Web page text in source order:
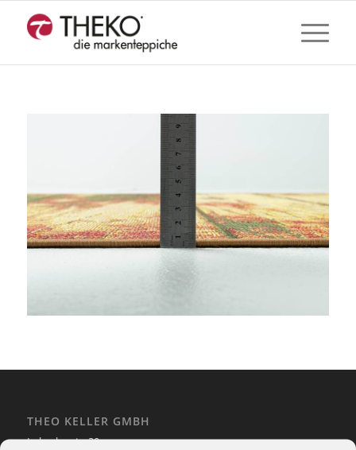
THEO KELLER GMBH
Lohackerstr. 30